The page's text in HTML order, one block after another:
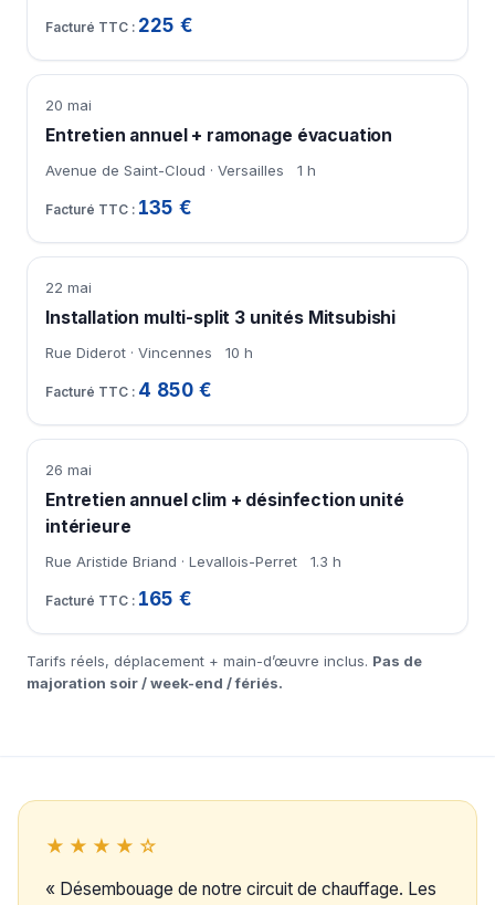
225 €
20 mai
Entretien annuel + ramonage évacuation
Avenue de Saint-Cloud · Versailles 1 h
135 €
22 mai
Installation multi-split 3 unités Mitsubishi
Rue Diderot · Vincennes 10 h
4 850 €
26 mai
Entretien annuel clim + désinfection unité
intérieure
Rue Aristide Briand · Levallois-Perret 1.3 h
165 €
Tarifs réels, déplacement + main-d’œuvre inclus. Pas de
majoration soir / week-end / fériés.
★★★★☆
« Désembouage de notre circuit de chauffage. Les